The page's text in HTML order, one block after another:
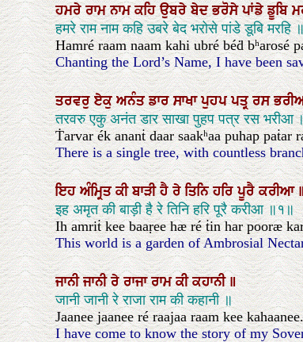
ਹਮਰੇਰਾਮਨਾਮਕਹਿਉਬਰੇਬੇਦਭਰੋਸੇਪਾਂਡੇਡੂਬਿ
हमरे राम नाम कहि उबरे बेद भरोसे पांडे डूबि
Hamré raam naam kahi ubré béḋ bʰarosé
Chanting the Lord’s Name, I have been
ਤਰਵਰੁਏਕੁਅਨੰਤਡਾਰਸਾਖਾਪੁਹਪਪਤ੍ਰਰਸ
तरवरु एकु अनंत डार साखा पुहप पत्र रस भरीआ
Ṫarvar ék ananṫ daar saakʰaa puhap paṫar
There is a single tree, with countless
ਇਹਅੰਮ੍ਰਿਤਕੀਬਾੜੀਹੈਰੇਤਿਨਿਹਰਿਪੂਰੈਕਰੀਆ
इह अमृत की बाड़ी है रे तिनि हरि पूरै करीआ ॥१॥
Ih amriṫ kee baaṛee hæ ré ṫin har pooræ
This world is a garden of Ambrosial
ਜਾਨੀਜਾਨੀਰੇਰਾਜਾਰਾਮਕੀਕਹਾਨੀ॥
जानी जानी रे राजा राम की कहानी ॥
Jaanee jaanee ré raajaa raam kee kahaanee.
I have come to know the story of my